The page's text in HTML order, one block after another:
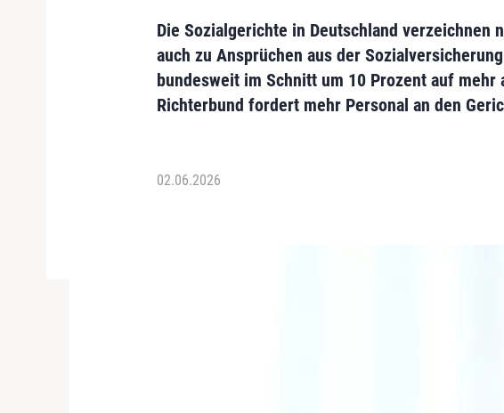
Die Sozialgerichte in Deutschland verzeichnen
auch zu Ansprüchen aus der
bundesweit im Schnitt um 10 Prozent auf
Richterbund fordert mehr Personal an den
02.06.2026